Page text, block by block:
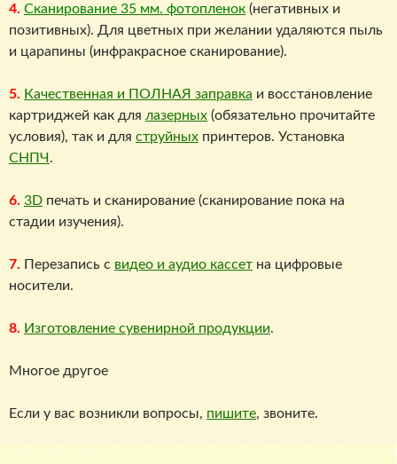
4. Сканирование 35 мм. фотопленок (негативных и
позитивных). Для цветных при желании удаляются пыль
и царапины (инфракрасное сканирование).
5. Качественная и ПОЛНАЯ заправка и восстановление
картриджей как для лазерных (обязательно прочитайте
условия), так и для струйных принтеров. Установка
СНПЧ .
6. 3D печать и сканирование (сканирование пока на
стадии изучения).
7. Перезапись с видео и аудио кассет на цифровые
носители.
8. Изготовление сувенирной продукции.
Многое другое
Если у вас возникли вопросы, пишите, звоните.